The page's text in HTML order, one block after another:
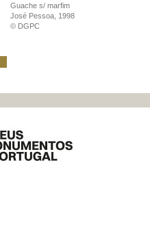
Guache s/ marfim
José Pessoa, 1998
© DGPC